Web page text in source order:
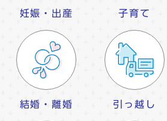
妊娠・出産 子育て
結婚・離婚 引っ越し